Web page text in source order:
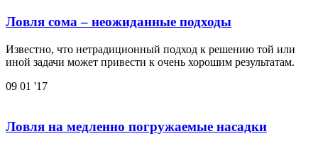
Ловля сома – неожиданные подходы
Известно, что нетрадиционный подход к решению той или
иной задачи может привести к очень хорошим результатам.
09 01 '17
Ловля на медленно погружаемые насадки